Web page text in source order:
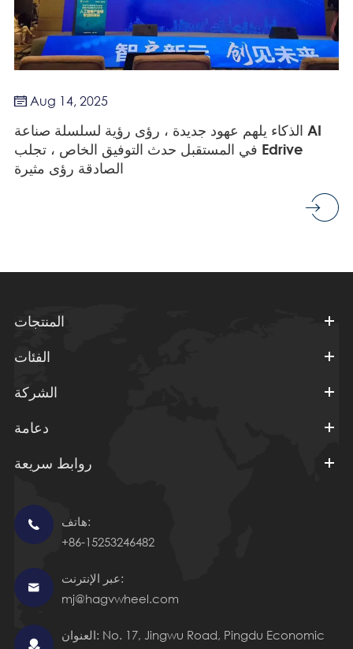
 Aug 14, 2025
الذكاء يلهم عهود جديدة ، رؤى رؤية لسلسلة صناعة AI
في المستقبل حدث التوفيق الخاص ، تجلب Edrive
الصادقة رؤى مثيرة
المنتجات
الفئات
الشركة
دعامة
روابط سريعة

هاتف:
+86-15253246482

عبر الإنترنت:
mj@hagvwheel.com

العنوان: No. 17, Jingwu Road, Pingdu Economic